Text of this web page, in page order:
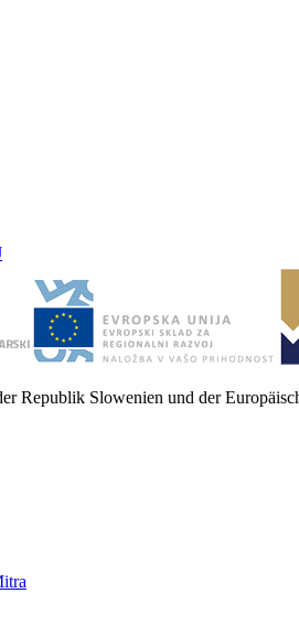
Republik Slowenien und der